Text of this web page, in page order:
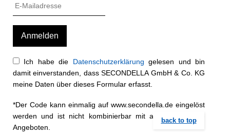
back to top
Ich habe die Datenschutzerklärung gelesen und bin
damit einverstanden, dass SECONDELLA GmbH & Co. KG
meine Daten über dieses Formular erfasst.
*Der Code kann einmalig auf www.secondella.de eingelöst
werden und ist nicht kombinierbar mit anderen Rabatt-
Angeboten.